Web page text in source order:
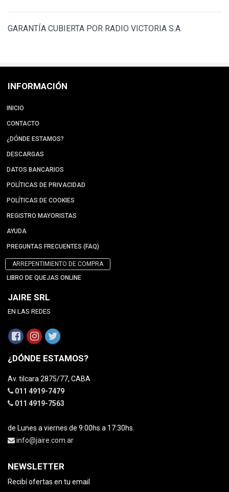
GARANTÍA CUBIERTA POR RADIO VICTORIA S.A.
INFORMACIÓN
INICIO
CONTACTO
¿DÓNDE ESTAMOS?
DESCARGAS
DATOS BANCARIOS
POLÍTICAS DE PRIVACIDAD
POLÍTICAS DE COOKIES
REGISTRO MAYORISTAS
AYUDA
PREGUNTAS FRECUENTES (FAQ)
ARREPENTIMIENTO DE COMPRA
LIBRO DE QUEJAS ONLINE
JAIRE SRL
EN LAS REDES
¿DÓNDE ESTAMOS?
Av. tilcara 2875/77, CABA
011 4919-7479
011 4919-7563
de Lunes a viernes de 9:00hs a 17:30hs.
info@jaire.com.ar
NEWSLETTER
Recibí ofertas en tu email